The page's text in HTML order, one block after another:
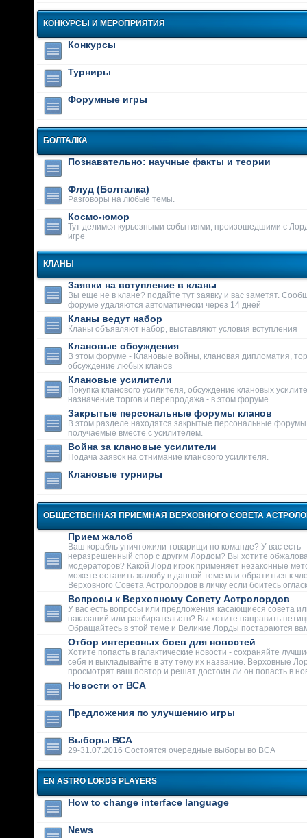
КОНКУРСЫ И МЕРОПРИЯТИЯ
Конкурсы
Турниры
Форумные игры
БОЛТАЛКА
Познавательно: научные факты и теории
Флуд (Болталка)
Разговоры на любые темы.
Космо-юмор
Тут делимся курьезными событиями, произошедшими с
игре
КЛАНЫ
Заявки на вступление в кланы
Вы еще не в клане? подайте тут заявку и вас заметят.
форуме удаляются автоматически через 14 дней
Кланы ведут набор
Кланы объявляют набор, выставляют условия вступления
Клановые обсуждения
В этом форуме - Клановые войны, клановая дипломатия,
обсуждение любых кланов
Клановые усилители
Покупка кланового усилителя, обсуждение клановых
назначение торгов и перепродажа - в этом форуме
Закрытые персональные форумы кланов
В этом разделе находятся закрытые персональные форумы
получаемые вместе с усилителем.
Война за клановые усилители
Подача заявок на отнимание кланового усилителя.
Клановые турниры
ОБЩЕСТВЕННАЯ ПРИЕМНАЯ ВЕРХОВНОГО СОВЕТА
Прием жалоб
Ваш корабль уничтожили товарищи по команде? У вас есть
неразрешенный спор с другим Лордом? Вы хотите
модераторов? Какой Лорд игрок применяет незаконные
можете оставить жалобу в данной теме или обратиться к
Верховного Совета Астролордов в личку если боитесь
Вопросы к Верховному Совету Астролордов
У вас есть вопросы или предложения касающиеся совета
наказаний или разбирательств? Вы хотите направить
Обращайтесь в этой теме и Великие Лорды постараются
Отбор интересных боев для новостей
Хотите попасть в галактические новости - сохраняйте
себя и выкладывайте в эту тему их название. Верховные
просмотрят ваш повтор и решат достоин ли он попасть в
Новости от ВСА
Предложения по улучшению игры
Выборы ВСА
29-31.07.2016 Состоятся очередные выборы во ВСА
EN ASTRO LORDS PLAYERS
How to change interface language
News